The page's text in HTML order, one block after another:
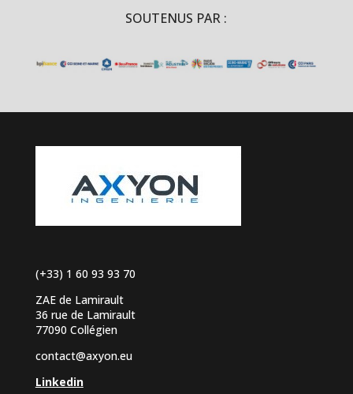
SOUTENUS PAR :
(+33) 1 60 93 93 70
ZAE de Lamirault
36 rue de Lamirault
77090 Collégien
contact@axyon.eu
Linkedin